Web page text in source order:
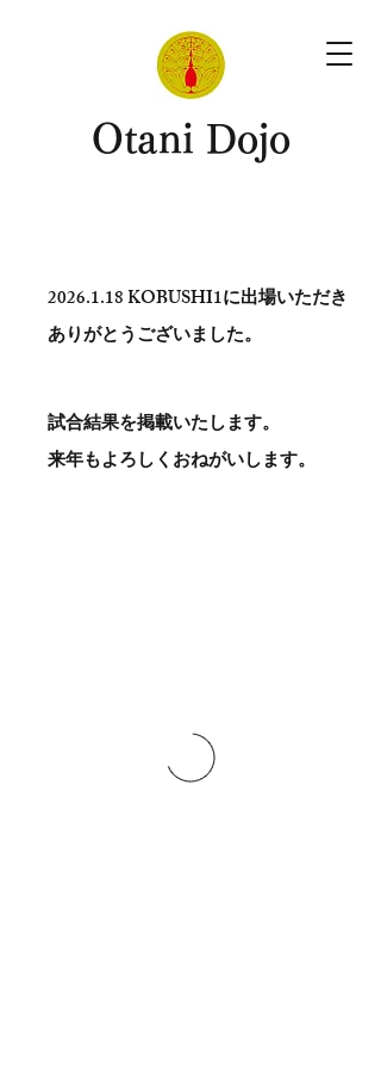
​Otani Dojo
2026.1.18KOBUSHI1に出場いただき
ありがとう​ございました。
試合結果を掲載いたします。
​来年もよろしくおねがいします。